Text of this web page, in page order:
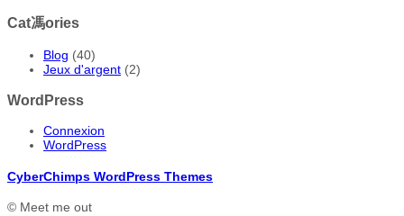
Cat馮ories
Blog (40)
Jeux d'argent (2)
WordPress
Connexion
WordPress
CyberChimps WordPress Themes
© Meet me out